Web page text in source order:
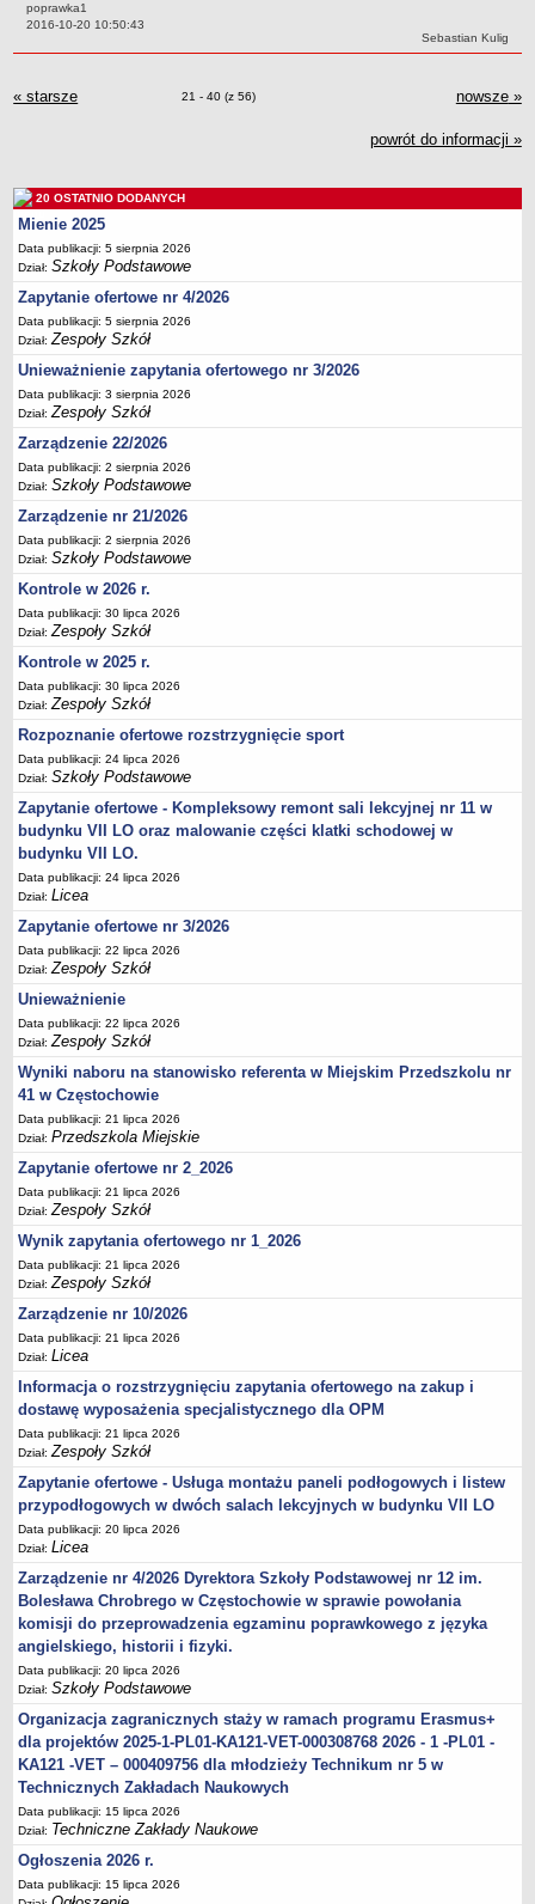
poprawka1
Data:
2016-10-20 10:50:43
Autor:
Sebastian Kulig
« starsze Zmiany o pozycjach
21 - 40 (z 56) nowsze»
powrót do informacji »
20 OSTATNIO DODANYCH
Mienie 2025
Data publikacji: 5 sierpnia 2026
Dział:Szkoły Podstawowe
Zapytanie ofertowe nr 4/2026
Data publikacji: 5 sierpnia 2026
Dział:Zespoły Szkół
Unieważnienie zapytania ofertowego nr 3/2026
Data publikacji: 3 sierpnia 2026
Dział:Zespoły Szkół
Zarządzenie 22/2026
Data publikacji: 2 sierpnia 2026
Dział:Szkoły Podstawowe
Zarządzenie nr 21/2026
Data publikacji: 2 sierpnia 2026
Dział:Szkoły Podstawowe
Kontrole w 2026 r.
Data publikacji: 30 lipca 2026
Dział:Zespoły Szkół
Kontrole w 2025 r.
Data publikacji: 30 lipca 2026
Dział:Zespoły Szkół
Rozpoznanie ofertowe rozstrzygnięcie sport
Data publikacji: 24 lipca 2026
Dział:Szkoły Podstawowe
Zapytanie ofertowe - Kompleksowy remont sali lekcyjnej nr 11 w
budynku VII LO oraz malowanie części klatki schodowej w
budynku VII LO.
Data publikacji: 24 lipca 2026
Dział:Licea
Zapytanie ofertowe nr 3/2026
Data publikacji: 22 lipca 2026
Dział:Zespoły Szkół
Unieważnienie
Data publikacji: 22 lipca 2026
Dział:Zespoły Szkół
Wyniki naboru na stanowisko referenta w Miejskim Przedszkolu nr
41 w Częstochowie
Data publikacji: 21 lipca 2026
Dział:Przedszkola Miejskie
Zapytanie ofertowe nr 2_2026
Data publikacji: 21 lipca 2026
Dział:Zespoły Szkół
Wynik zapytania ofertowego nr 1_2026
Data publikacji: 21 lipca 2026
Dział:Zespoły Szkół
Zarządzenie nr 10/2026
Data publikacji: 21 lipca 2026
Dział:Licea
Informacja o rozstrzygnięciu zapytania ofertowego na zakup i
dostawę wyposażenia specjalistycznego dla OPM
Data publikacji: 21 lipca 2026
Dział:Zespoły Szkół
Zapytanie ofertowe - Usługa montażu paneli podłogowych i listew
przypodłogowych w dwóch salach lekcyjnych w budynku VII LO
Data publikacji: 20 lipca 2026
Dział:Licea
Zarządzenie nr 4/2026 Dyrektora Szkoły Podstawowej nr 12 im.
Bolesława Chrobrego w Częstochowie w sprawie powołania
komisji do przeprowadzenia egzaminu poprawkowego z języka
angielskiego, historii i fizyki.
Data publikacji: 20 lipca 2026
Dział:Szkoły Podstawowe
Organizacja zagranicznych staży w ramach programu Erasmus+
dla projektów 2025-1-PL01-KA121-VET-000308768 2026 - 1 -PL01 -
KA121 -VET – 000409756 dla młodzieży Technikum nr 5 w
Technicznych Zakładach Naukowych
Data publikacji: 15 lipca 2026
Dział: Techniczne Zakłady Naukowe
Ogłoszenia 2026 r.
Data publikacji: 15 lipca 2026